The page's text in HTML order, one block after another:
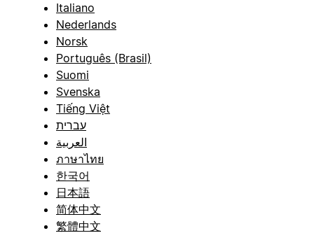
Italiano
Nederlands
Norsk
Português (Brasil)
Suomi
Svenska
Tiếng Việt
עברית
العربية
ภาษาไทย
한국어
日本語
简体中文
繁體中文